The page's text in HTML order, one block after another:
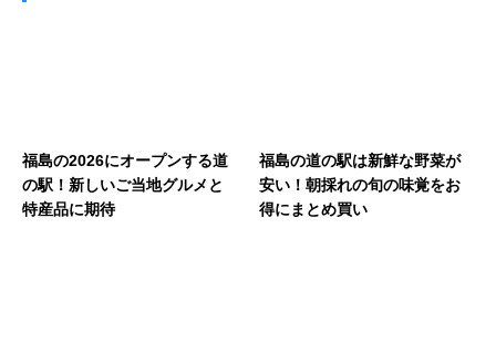
福島の2026にオープンする道
の駅！新しいご当地グルメと
特産品に期待
福島の道の駅は新鮮な野菜が
安い！朝採れの旬の味覚をお
得にまとめ買い